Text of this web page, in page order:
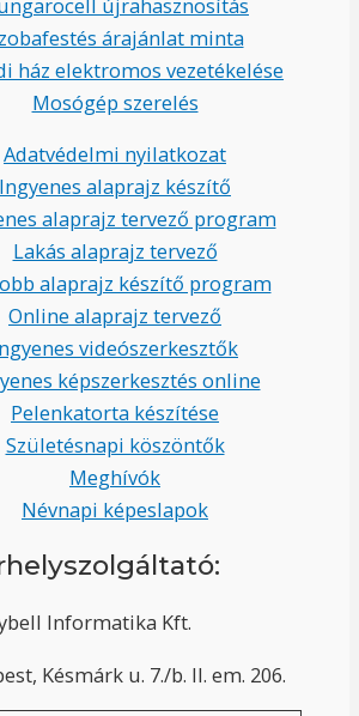
árajánlat minta
ház elektromos vezetékelése
Mosógép szerelés
Adatvédelmi nyilatkozat
Ingyenes alaprajz készítő
alaprajz tervező program
Lakás alaprajz tervező
alaprajz készítő program
Online alaprajz tervező
videószerkesztők
képszerkesztés online
Pelenkatorta készítése
Születésnapi köszöntők
Meghívók
Névnapi képeslapok
Informatika Kft.
Késmárk u. 7./b. II. em. 206.